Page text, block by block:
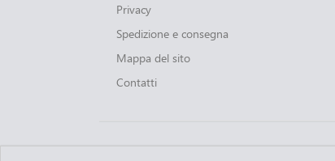
Privacy
Spedizione e consegna
Mappa del sito
Contatti